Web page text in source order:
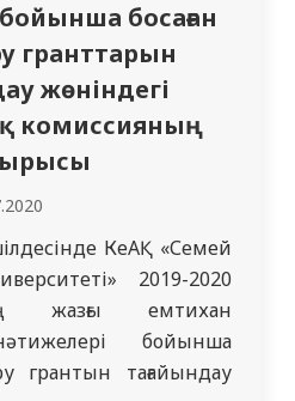
босаған
гранттарын
жөніндегі
комиссияның
КеАҚ «Семей
2019-2020
жазғы емтихан
бойынша
грантын тағайындау